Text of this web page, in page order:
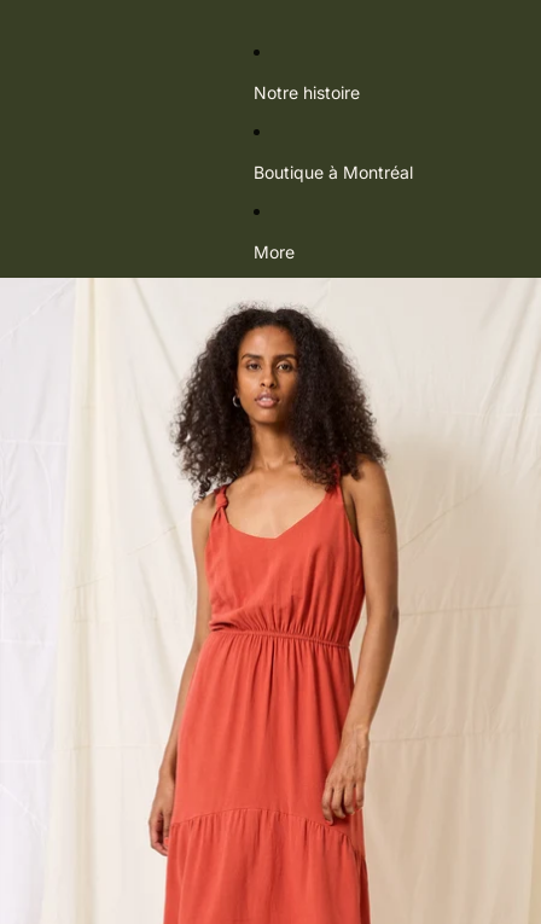
Notre histoire
Boutique à Montréal
More
Passer aux informations sur le produit